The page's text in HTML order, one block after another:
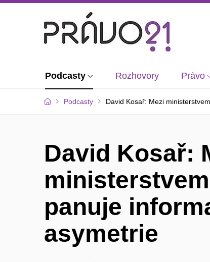
Podcasty Rozhovory Právo
Podcasty David Kosař: Mezi
David Kosař:
panuje
asymetrie